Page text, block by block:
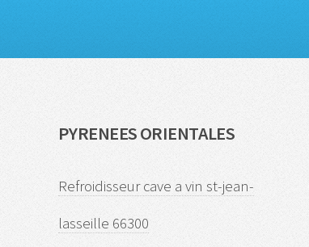
PYRENEES ORIENTALES
Refroidisseur cave a vin st-jean-
lasseille 66300